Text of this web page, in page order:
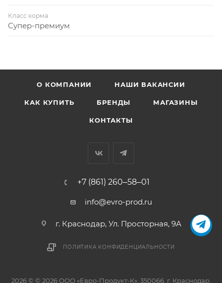
Класс корма
Супер-премиум
О КОМПАНИИ НАШИ ВАКАНСИИ
КАК КУПИТЬ БРЕНДЫ МАГАЗИНЫ
КОНТАКТЫ
+7 (861) 260‒58‒01
info@evro-prod.ru
г. Краснодар, ​Ул. Просторная, 9А
ПОЛИТИКА КОНФИДЕНЦИАЛЬНОСТИ
2026 © © 2026 ООО «Евро-Продукт-К», 350066, г. Краснодар,